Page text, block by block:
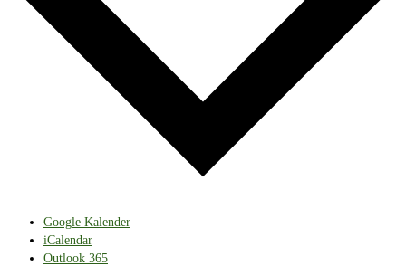
Google Kalender
iCalendar
Outlook 365